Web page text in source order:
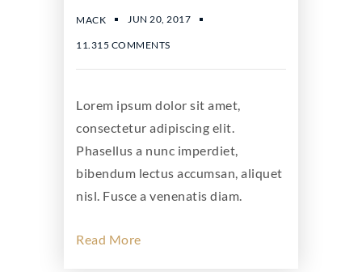
MACK JUN 20, 2017
11.315 COMMENTS
Lorem ipsum dolor sit amet,
consectetur adipiscing elit.
Phasellus a nunc imperdiet,
bibendum lectus accumsan, aliquet
nisl. Fusce a venenatis diam.
Read More